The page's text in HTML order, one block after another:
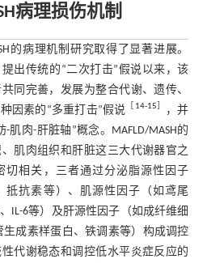
病理损伤机制
的病理机制研究取得了显著进展。
提出传统的“二次打击”假说以来，该
同完善，发展为整合代谢、遗传、
因素的“多重打击”假说 ［ 14-15］
，并
肌肉-肝脏轴”概念。MAFLD/MASH的
肌肉组织和肝脏这三大代谢器官之
切相关，三者通过分泌脂源性因子
抵抗素等）、肌源性因子（如鸢尾
IL-6等）及肝源性因子（如成纤维细
生成素样蛋白、铁调素等）构成调控
代谢稳态和调控低水平炎症反应的